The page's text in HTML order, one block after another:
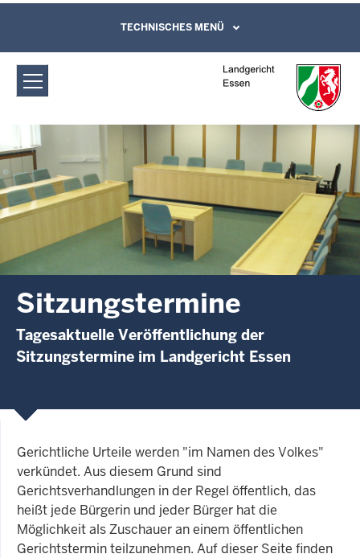
Landgericht Essen: Sitzungstermine
Direkt zum Inhalt
Leichte Sprache, Gebärdensprachenvideo
und Kontaktformular
TECHNISCHES MENÜ
Sitzungstermine
Tagesaktuelle Veröffentlichung der
Sitzungstermine im Landgericht Essen
Gerichtliche Urteile werden "im Namen des Volkes"
verkündet. Aus diesem Grund sind
Gerichtsverhandlungen in der Regel öffentlich, das
heißt jede Bürgerin und jeder Bürger hat die
Möglichkeit als Zuschauer an einem öffentlichen
Gerichtstermin teilzunehmen. Auf dieser Seite finden